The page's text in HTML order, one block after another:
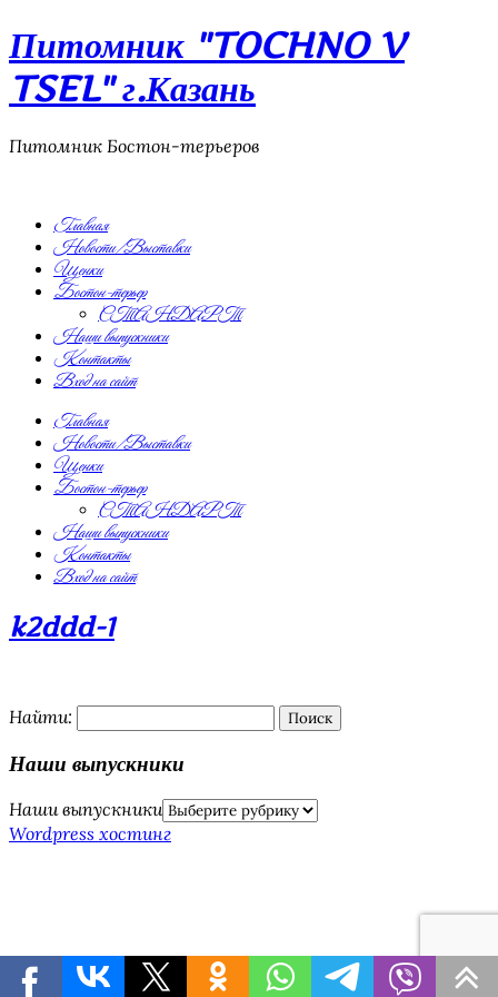
Питомник "TOCHNO V
TSEL" г.Казань
Питомник Бостон-терьеров
Главная
Новости/Выставки
Щенки
Бостон-терьер
СТАНДАРТ
Наши выпускники
Контакты
Вход на сайт
Главная
Новости/Выставки
Щенки
Бостон-терьер
СТАНДАРТ
Наши выпускники
Контакты
Вход на сайт
k2ddd-1
Найти:
Наши выпускники
Наши выпускники
Wordpress хостинг